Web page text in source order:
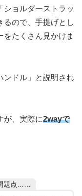
ショルダーストラッ
るので、手提げとし
たくさん見かけま
ンドル」と説明され
が、実際に2wayで
題点……